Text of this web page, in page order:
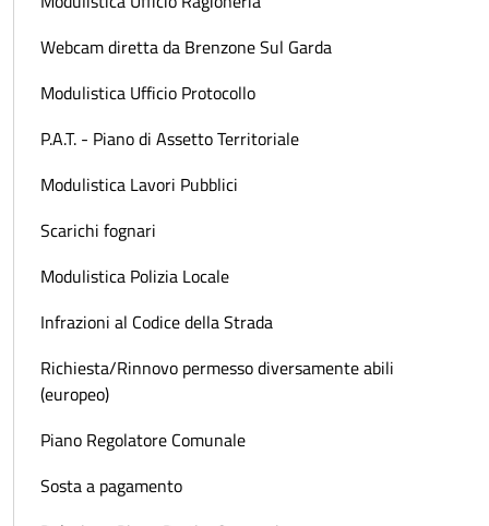
Webcam diretta da Brenzone Sul Garda
Modulistica Ufficio Protocollo
P.A.T. - Piano di Assetto Territoriale
Modulistica Lavori Pubblici
Scarichi fognari
Modulistica Polizia Locale
Infrazioni al Codice della Strada
Richiesta/Rinnovo permesso diversamente abili
(europeo)
Piano Regolatore Comunale
Sosta a pagamento